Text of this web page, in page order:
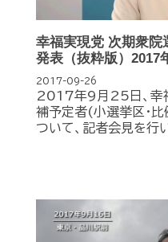
幸福実現党 次期衆院
発表（抜粋版）2017
2017-09-26
2017年9月25日、幸
補予定者(小選挙区･比
ついて、記者会見を行